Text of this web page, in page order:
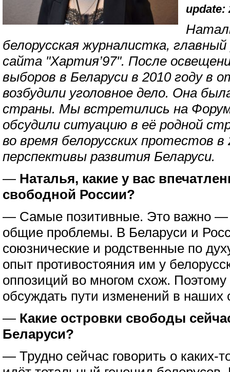
update:
белорусская журналистка,
сайта "Хартия’97". После
выборов в Беларуси в 2010 году в
возбудили уголовное дело. Она
страны. Мы встретились на
обсудили ситуацию в её родной
во время белорусских протестов
перспективы развития Беларуси.
— Наталья, какие у вас
свободной России?
— Самые позитивные. Это важно —
общие проблемы. В Беларуси и
союзнические и родственные по
опыт противостояния им у
оппозиций во многом схож.
обсуждать пути изменений в наших
— Какие островки свободы
Беларуси?
— Трудно сейчас говорить о каких-